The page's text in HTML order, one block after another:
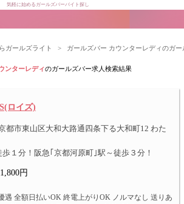
気軽に始めるガールズバーバイト探し
ガールズライト > ガールズバー カウンターレディのガ
ンターレディのガールズバー求人検索結果
ロイズ)
都市東山区大和大路通四条下る大和町12 わた
１分！阪急｢京都河原町｣駅～徒歩３分！
1,800円
遇 全額日払いOK 終電上がりOK ノルマなし 送りあ